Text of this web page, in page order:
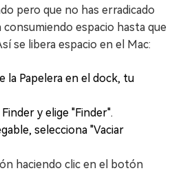
pero que no has erradicado
espacio hasta que
se libera espacio en el Mac:
la Papelera en el dock, tu
y elige "Finder".
selecciona "Vaciar
haciendo clic en el botón